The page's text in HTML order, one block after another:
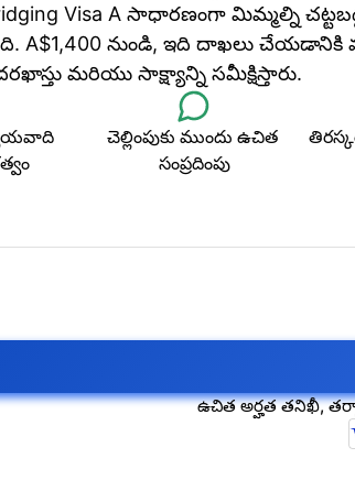
Bridging Visa A సాధారణంగా మిమ్మల్ని
A$1,400 నుండి, ఇది దాఖలు చేయడానికి
మరియు సాక్ష్యాన్ని సమీక్షిస్తారు.
చెల్లింపుకు ముందు ఉచిత
సంప్రదింపు
ఉచిత అర్హత తనిఖీ,